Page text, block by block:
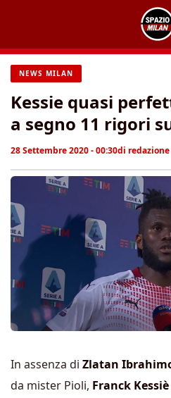
contenuto
NEWS MILAN
Kessie quasi
a segno 11 rigori
28 Settembre 2020 - 00:30di redazione
In assenza di Zlatan
da mister Pioli, Franck Kessiè